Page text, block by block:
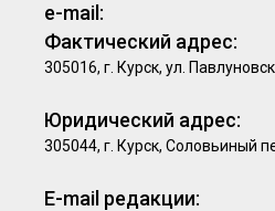
e-mail:
Фактический адрес:
305016, г. Курск, ул.
Юридический адрес:
305044, г. Курск, Соловьиный
E-mail редакции: